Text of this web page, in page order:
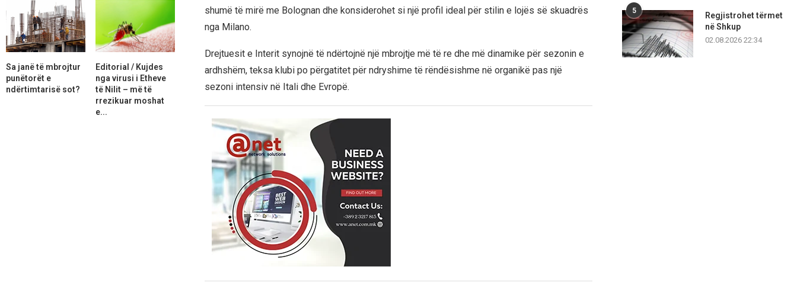
shumë të mirë me Bolognan dhe konsiderohet si një profil ideal për stilin e lojës së skuadrës
nga Milano.
Drejtuesit e Interit synojnë të ndërtojnë një mbrojtje më të re dhe më dinamike për sezonin e
ardhshëm, teksa klubi po përgatitet për ndryshime të rëndësishme në organikë pas një
sezoni intensiv në Itali dhe Evropë.
5
Regjistrohet tërmet
në Shkup
02.08.2026 22:34
Sa janë të mbrojtur
punëtorët e
ndërtimtarisë sot?
Editorial / Kujdes
nga virusi i Etheve
të Nilit – më të
rrezikuar moshat
e...